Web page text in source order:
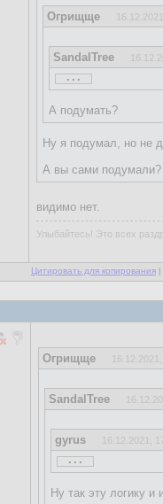
Огрищще
SandalTree
......
А подумать?
Ну я подумал, но не
А вы сами
видимо нет.
Улыбайтесь! Это всех
Цитировать для копирования |
Огрищще
SandalTree
gyrus 16.12.2021,
......
Ну так эту логику и